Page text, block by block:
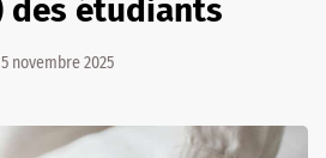
des étudiants
5 novembre 2025